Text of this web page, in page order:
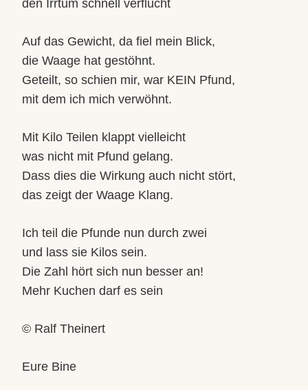
den Irrtum schnell verflucht
Auf das Gewicht, da fiel mein Blick,
die Waage hat gestöhnt.
Geteilt, so schien mir, war KEIN Pfund,
mit dem ich mich verwöhnt.
Mit Kilo Teilen klappt vielleicht
was nicht mit Pfund gelang.
Dass dies die Wirkung auch nicht stört,
das zeigt der Waage Klang.
Ich teil die Pfunde nun durch zwei
und lass sie Kilos sein.
Die Zahl hört sich nun besser an!
Mehr Kuchen darf es sein
© Ralf Theinert
Eure Bine